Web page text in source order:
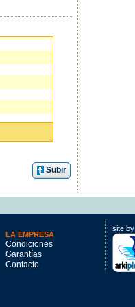
Subir
LA EMPRESA
Condiciones
Garantías
Contacto
site by